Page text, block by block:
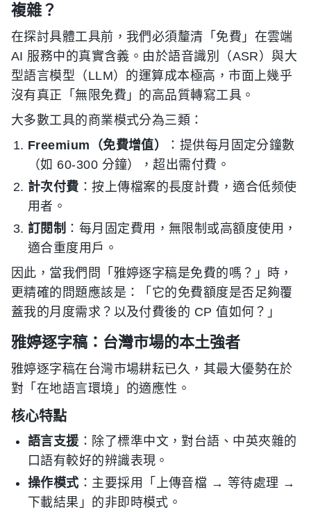
複雜？
在探討具體工具前，我們必須釐清「免費」在雲端
AI 服務中的真實含義。由於語音識別（ASR）與大
型語言模型（LLM）的運算成本極高，市面上幾乎
沒有真正「無限免費」的高品質轉寫工具。
大多數工具的商業模式分為三類：
Freemium（免費增值）
：提供每月固定分鐘數
（如 60-300 分鐘），超出需付費。
計次付費 ：按上傳檔案的長度計費，適合低频使
用者。
訂閱制 ：每月固定費用，無限制或高額度使用，
適合重度用戶。
因此，當我們問「雅婷逐字稿是免費的嗎？」時，
更精確的問題應該是：「它的免費額度是否足夠覆
蓋我的月度需求？以及付費後的 CP 值如何？」
雅婷逐字稿：台灣市場的本土強者
雅婷逐字稿在台灣市場耕耘已久，其最大優勢在於
對「在地語言環境」的適應性。
核心特點
語言支援 ：除了標準中文，對台語、中英夾雜的
口語有較好的辨識表現。
操作模式：主要採用「上傳音檔 → 等待處理 →
下載結果」的非即時模式。